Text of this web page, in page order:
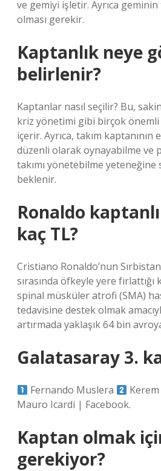
ve gemiyi işletir. Ayrıca
olması gerekir.
Kaptanlık neye
belirlenir?
Kaptanlar nasıl seçilir? Bu,
kriz yönetimi gibi birçok
içerir. Ayrıca, takım kaptanının
düzenli olarak oynayabilme ve
takımı yönetebilme yeteneğine
beklenir.
Ronaldo
kaç TL?
Cristiano Ronaldo’nun
sırasında öfkeyle yere fırlattığı
spinal müsküler atrofi (SMA)
tedavisine destek olmak
artırmada yaklaşık 64 bin
Galatasaray 3.
Fernando Muslera
Mauro Icardi | Facebook.
Kaptan olmak
gerekiyor?